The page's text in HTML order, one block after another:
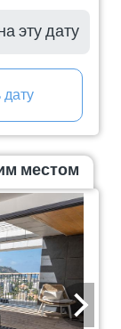
эту дату
местом